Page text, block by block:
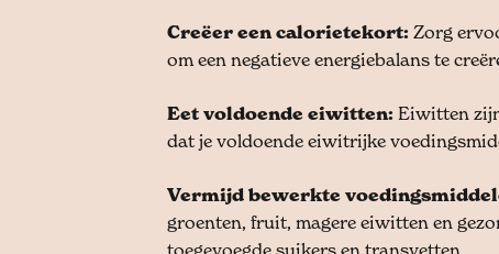
Creëer een calorietekort: Zorg
om een negatieve energiebalans te
Eet voldoende eiwitten: Eiwitten
dat je voldoende eiwitrijke
Vermijd bewerkte
groenten, fruit, magere eiwitten en
toegevoegde suikers en transvetten.